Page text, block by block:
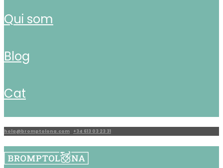
qui som
blog
cat
hola@bromptolona.com +34 613 03 23 31